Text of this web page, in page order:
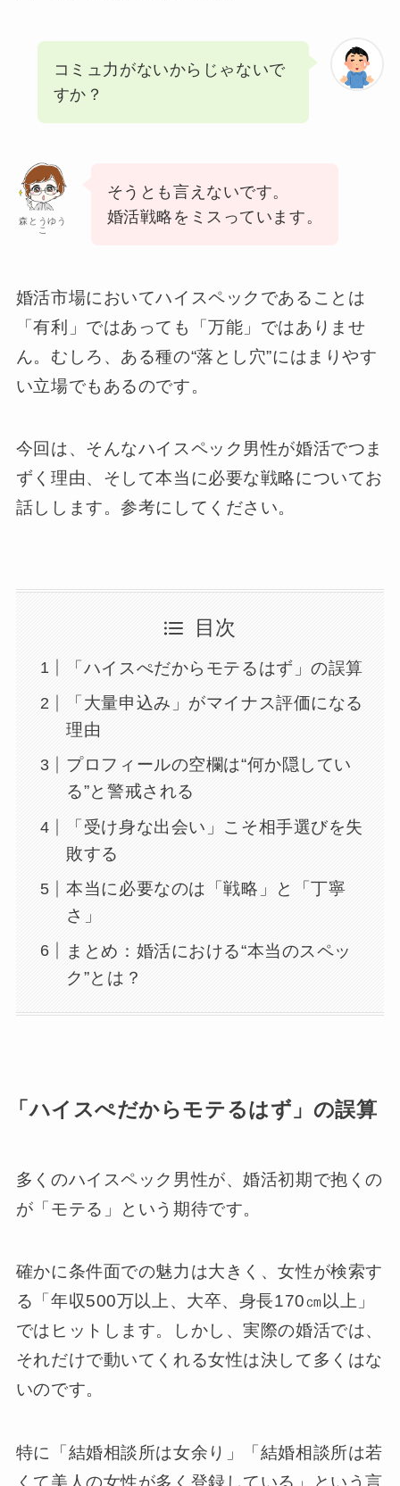
コミュ力がないからじゃないで
すか？
森とうゆう
こ
そうとも言えないです。
婚活戦略をミスっています。
婚活市場においてハイスペックであることは
「有利」ではあっても「万能」ではありませ
ん。むしろ、ある種の“落とし穴”にはまりやす
い立場でもあるのです。
今回は、そんなハイスペック男性が婚活でつま
ずく理由、そして本当に必要な戦略についてお
話しします。参考にしてください。
目次
「ハイスぺだからモテるはず」の誤算
「大量申込み」がマイナス評価になる
理由
プロフィールの空欄は“何か隠してい
る”と警戒される
「受け身な出会い」こそ相手選びを失
敗する
本当に必要なのは「戦略」と「丁寧
さ」
まとめ：婚活における“本当のスペッ
ク”とは？
「ハイスぺだからモテるはず」の誤算
多くのハイスペック男性が、婚活初期で抱くの
が「モテる」という期待です。
確かに条件面での魅力は大きく、女性が検索す
る「年収500万以上、大卒、身長170㎝以上」
ではヒットします。しかし、実際の婚活では、
それだけで動いてくれる女性は決して多くはな
いのです。
特に「結婚相談所は女余り」「結婚相談所は若
くて美人の女性が多く登録している」という言